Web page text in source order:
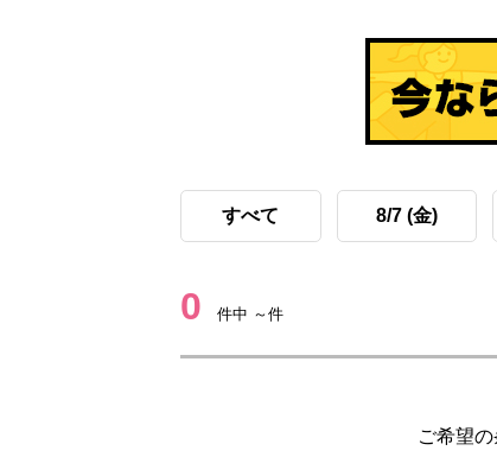
すべて 8/7 (金)
0 件中 ～件
ご希望